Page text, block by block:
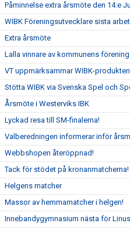
Påminnelse extra årsmöte den 14:e
WIBK Föreningsutvecklare sista
Extra årsmöte
Lalla vinnare av kommunens
VT uppmärksammar WIBK-
Stötta WIBK via Svenska Spel och
Årsmöte i Westerviks IBK
Lyckad resa till SM-finalerna!
Valberedningen informerar inför
Webbshopen återöppnad!
Tack för stödet på kronanmatcherna!
Helgens matcher
Massor av hemmamatcher i helgen!
Innebandygymnasium nästa för